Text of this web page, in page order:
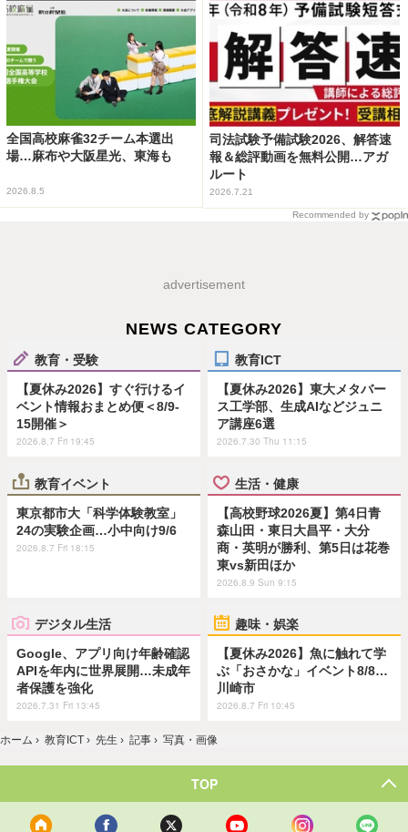
全国高校麻雀32チーム本選出
場…麻布や大阪星光、東海も
2026.8.5
司法試験予備試験2026、解答速
報＆総評動画を無料公開…アガ
ルート
2026.7.21
Recommended by
advertisement
NEWS CATEGORY
教育・受験
【夏休み2026】すぐ行けるイ
ベント情報おまとめ便＜8/9-
15開催＞
2026.8.7 Fri 19:45
教育ICT
【夏休み2026】東大メタバー
ス工学部、生成AIなどジュニ
ア講座6選
2026.7.30 Thu 11:15
教育イベント
東京都市大「科学体験教室」
24の実験企画…小中向け9/6
2026.8.7 Fri 18:15
生活・健康
【高校野球2026夏】第4日青
森山田・東日大昌平・大分
商・英明が勝利、第5日は花巻
東vs新田ほか
2026.8.9 Sun 9:15
デジタル生活
Google、アプリ向け年齢確認
APIを年内に世界展開…未成年
者保護を強化
2026.7.31 Fri 13:45
趣味・娯楽
【夏休み2026】魚に触れて学
ぶ「おさかな」イベント8/8…
川崎市
2026.8.7 Fri 10:45
ホーム › 教育ICT › 先生 › 記事 › 写真・画像
TOP